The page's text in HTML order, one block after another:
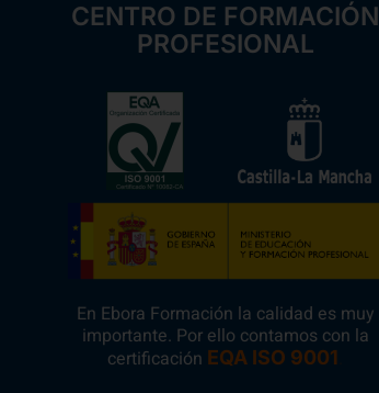
CENTRO DE FORMACIÓN
PROFESIONAL
En Ebora Formación la calidad es muy
importante. Por ello contamos con la
certificación EQA ISO 9001